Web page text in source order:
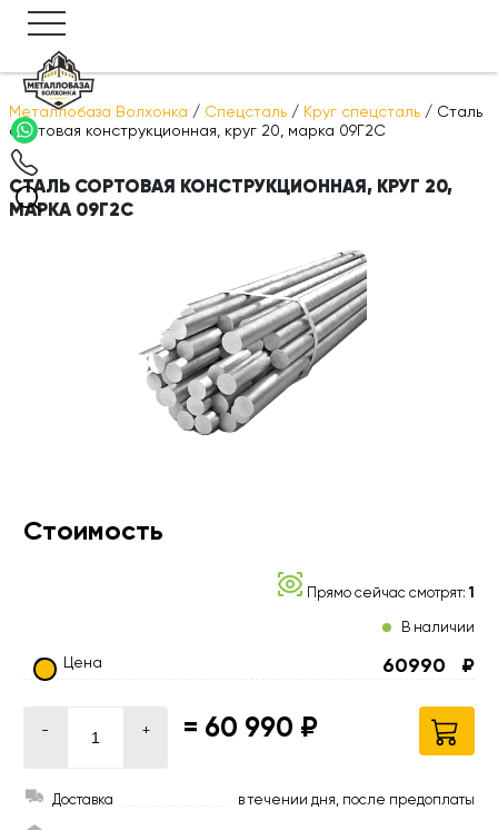
Металлобаза Волхонка / Спецсталь / Круг спецсталь / Сталь
сортовая конструкционная, круг 20, марка 09Г2С
СТАЛЬ СОРТОВАЯ КОНСТРУКЦИОННАЯ, КРУГ 20,
МАРКА 09Г2С
Стоимость
Прямо сейчас смотрят:1
В наличии
Цена 60990 ₽
- + = 60 990 ₽
Доставка в течении дня, после предоплаты